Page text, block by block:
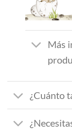
Más
¿Cuánto